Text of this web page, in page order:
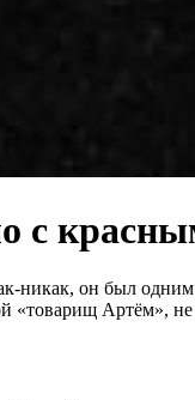
с
никак, он был
«товарищ Артём»,